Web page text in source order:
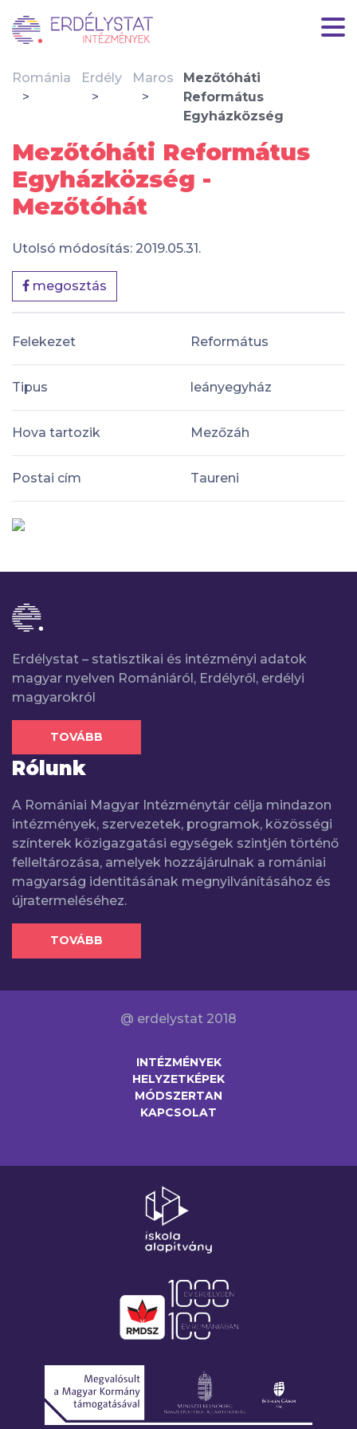
Románia Erdély Maros
Mezőtóháti
Református
Egyházközség
Mezőtóháti Református
Egyházközség -
Mezőtóhát
Utolsó módosítás: 2019.05.31.
megosztás
Felekezet Református
Tipus leányegyház
Hova tartozik Mezőzáh
Postai cím Taureni
Erdélystat – statisztikai és intézményi adatok
magyar nyelven Romániáról, Erdélyről, erdélyi
magyarokról
TOVÁBB
Rólunk
A Romániai Magyar Intézménytár célja mindazon
intézmények, szervezetek, programok, közösségi
színterek közigazgatási egységek szintjén történő
felleltározása, amelyek hozzájárulnak a romániai
magyarság identitásának megnyilvánításához és
újratermeléséhez.
TOVÁBB
@ erdelystat 2018
INTÉZMÉNYEK
HELYZETKÉPEK
MÓDSZERTAN
KAPCSOLAT